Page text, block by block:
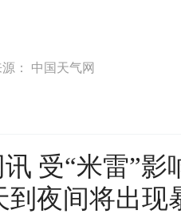
： 中国天气网
受“米雷”
到夜间将出